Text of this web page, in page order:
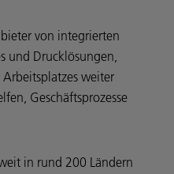
von integrierten
und Drucklösungen,
weiter
Geschäftsprozesse
in rund 200 Ländern